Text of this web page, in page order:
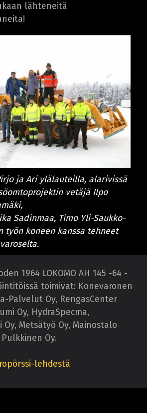
lähteneitä
ja Ari ylälauteilla, alarivissä
vetäjä Ilpo
Sadinmaa, Timo Yli-Saukko-
työn koneen kanssa tehneet
1964 LOKOMO AH 145 -64 -
toimivat: Konevaronen
Palvelut Oy, RengasCenter
Oy, HydraSpecma,
Oy, Metsätyö Oy, Mainostalo
Oy.
lehdestä